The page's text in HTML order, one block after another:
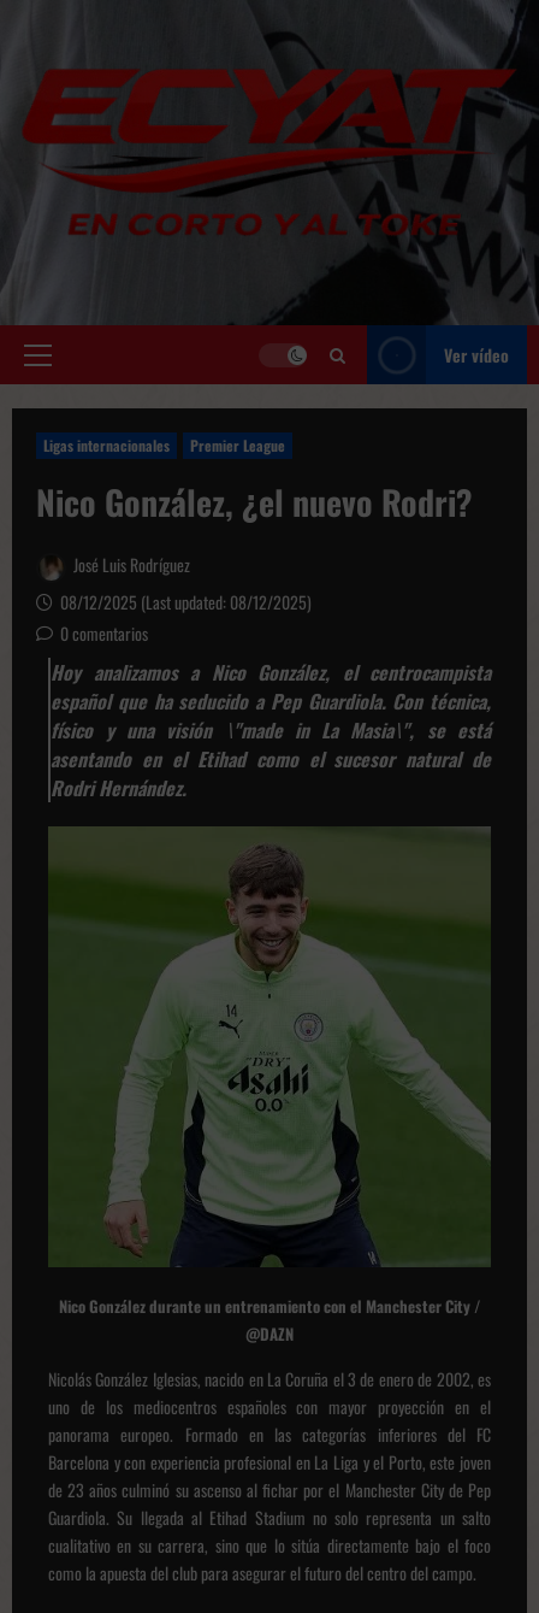
contenido
Menú
Ver vídeo
Ligas internacionales Premier League
Nico González, ¿el nuevo Rodri?
José Luis Rodríguez
08/12/2025 (Last updated: 08/12/2025)
0 comentarios
Hoy analizamos a Nico González, el centrocampista
español que ha seducido a Pep Guardiola. Con técnica,
físico y una visión \"made in La Masia\", se está
asentando en el Etihad como el sucesor natural de
Rodri Hernández.
Nico González durante un entrenamiento con el Manchester City /
@DAZN
Nicolás González Iglesias, nacido en La Coruña el 3 de enero de 2002, es
uno de los mediocentros españoles con mayor proyección en el
panorama europeo. Formado en las categorías inferiores del FC
Barcelona y con experiencia profesional en La Liga y el Porto, este joven
de 23 años culminó su ascenso al fichar por el Manchester City de Pep
Guardiola. Su llegada al Etihad Stadium no solo representa un salto
cualitativo en su carrera, sino que lo sitúa directamente bajo el foco
como la apuesta del club para asegurar el futuro del centro del campo.